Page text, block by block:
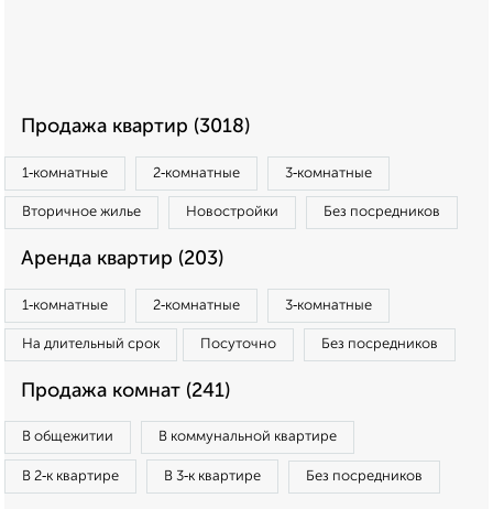
Продажа квартир (3018)
1‑комнатные 2‑комнатные 3‑комнатные
Вторичное жилье Новостройки Без посредников
Аренда квартир (203)
1‑комнатные 2‑комнатные 3‑комнатные
На длительный срок Посуточно Без посредников
Продажа комнат (241)
В общежитии В коммунальной квартире
В 2‑к квартире В 3‑к квартире Без посредников